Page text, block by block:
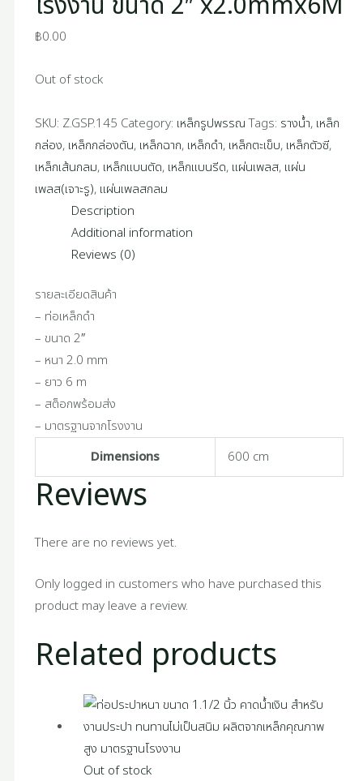
฿0.00
Out of stock
SKU: Z.GSP.145 Category: เหล็กรูปพรรณ Tags: รางน้ำ, เหล็ก
กล่อง, เหล็กกล่องตัน, เหล็กฉาก, เหล็กดำ, เหล็กตะเข็บ, เหล็กตัวซี,
เหล็กเส้นกลม, เหล็กแบนตัด, เหล็กแบนรีด, แผ่นเพลส, แผ่น
เพลส(เจาะรู), แผ่นเพลสกลม
Description
Additional information
Reviews (0)
รายละเอียดสินค้า
– ท่อเหล็กดำ
– ขนาด 2″
– หนา 2.0 mm
– ยาว 6 m
– สต็อกพร้อมส่ง
– มาตรฐานจากโรงงาน
Dimensions
600 cm
Reviews
There are no reviews yet.
Only logged in customers who have purchased this
product may leave a review.
Related products
Out of stock